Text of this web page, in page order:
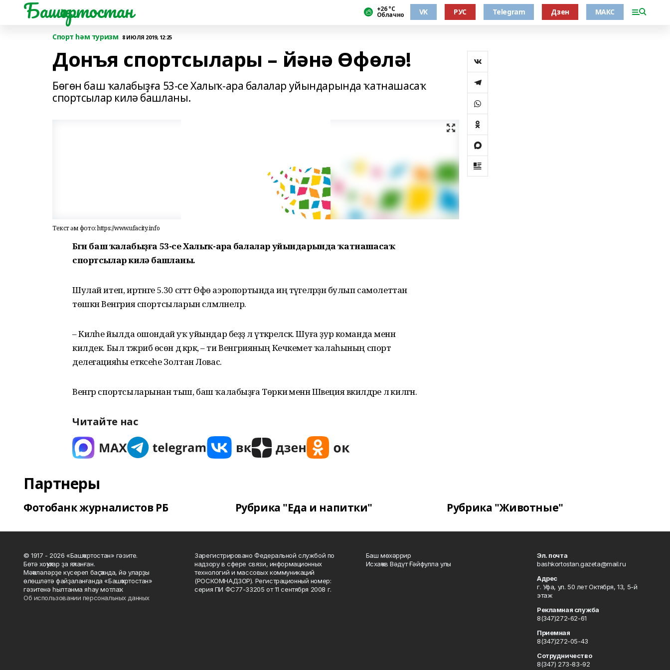
Башҡортостан +26 °С
Облачно VK РУС Telegram Дзен МАКС
Спорт һәм туризм 8 ИЮЛЯ 2019, 12:25
Донъя спортсылары – йәнә Өфөлә!
Бөгөн баш ҡалабыҙға 53-се Халыҡ-ара балалар уйындарында ҡатнашасаҡ
спортсылар килә башланы.
Текст һәм фото: https://www.ufacity.info
Бөгөн баш ҡалабыҙға 53-се Халыҡ-ара балалар уйындарында ҡатнашасаҡ
спортсылар килә башланы.
Шулай итеп, иртәнге 5.30 сәғәттә Өфө аэропортында иң тәүгеләрҙән булып самолеттан
төшкән Венгрия спортсыларын сәләмләнеләр.
– Киләһе йылда ошондай уҡ уйындар беҙҙә лә үткәреләсәк. Шуға ҙур команда менән
килдек. Был тәжрибә өсөн дә кәрәк, – ти Венгрияның Кечкемет ҡалаһының спорт
делегацияһы етәксеһе Золтан Ловас.
Венгр спортсыларынан тыш, баш ҡалабыҙға Төркиә менән Швеция вәкилдәре лә килгән.
Читайте нас
Партнеры
Фотобанк журналистов РБ Рубрика "Еда и напитки" Рубрика "Животные"
© 1917 - 2026 «Башҡортостан» гәзите.
Бөтә хоҡуҡтар ҙа яҡланған.
Мәҡәләләрҙе күсереп баҫҡанда, йә уларҙы
өлөшләтә файҙаланғанда «Башҡортостан»
гәзитенә һылтанма яһау мотлаҡ.
Об использовании персональных данных
Зарегистрировано Федеральной службой по
надзору в сфере связи, информационных
технологий и массовых коммуникаций
(РОСКОМНАДЗОР). Регистрационный номер:
серия ПИ ФС77-33205 от 11 сентября 2008 г.
Баш мөхәррир
Исхаҡов Вәдүт Ғәйфулла улы
Эл. почта
bashkortostan.gazeta@mail.ru
Адрес
г. Уфа, ул. 50 лет Октября, 13, 5-й
этаж
Рекламная служба
8(347)272-62-61
Приемная
8(347)272-05-43
Сотрудничество
8(347) 273-83-92